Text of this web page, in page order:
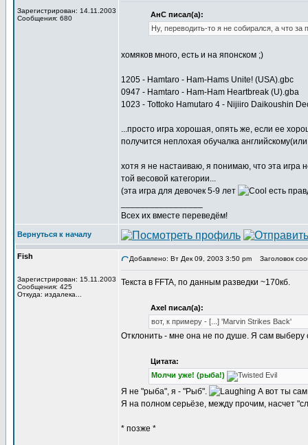
Зарегистрирован: 14.11.2003
Сообщения: 680
АнС писал(а):
Ну, переводить-то я не собирался, а что
хомяков много, есть и на японском ;)
1205 - Hamtaro - Ham-Hams Unite! (USA).gbc
0947 - Hamtaro - Ham-Ham Heartbreak (U).gba
1023 - Tottoko Hamutaro 4 - Nijiiro Daikoushin
...просто игра хорошая, опять же, если ее
получится неплохая обучалка
хотя я не настаиваю, я понимаю, что эта игра
той весовой категории...
(эта игра для девочек 5-9 лет
есть
Всех их вместе переведём!
Вернуться к началу
Fish
Зарегистрирован: 15.11.2003
Сообщения: 425
Откуда: издалека...
Добавлено: Вт Дек 09, 2003 3:50 pm Заголовок
Текста в FFTA, по данным разведки ~170кб.
Axel писал(а):
вот, к примеру - [...] 'Marvin Strikes Back'
Отклонить - мне она не по душе. Я сам выберу
Цитата:
Молчи уже! (рыба!)
Я не "рыба", я - "Рыб".
А вот ты
Я на полном серьёзе, между прочим, насчет
* позже *